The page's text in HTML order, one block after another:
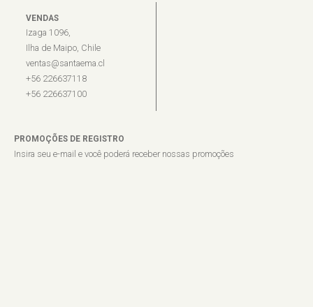
VENDAS
Izaga 1096,
Ilha de Maipo, Chile
ventas@santaema.cl
+56 226637118
+56 226637100
PROMOÇÕES DE REGISTRO
Insira seu e-mail e você poderá receber nossas promoções